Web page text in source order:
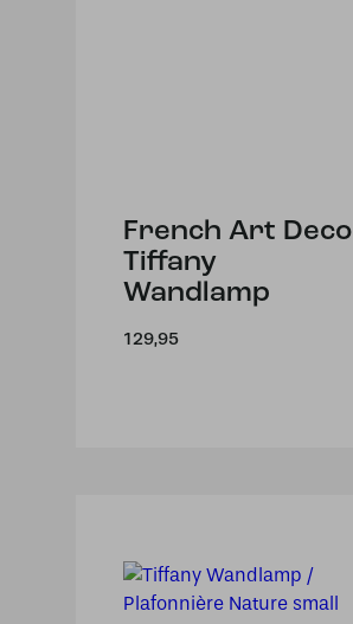
French Art Deco
Tiffany
Wandlamp
129,95